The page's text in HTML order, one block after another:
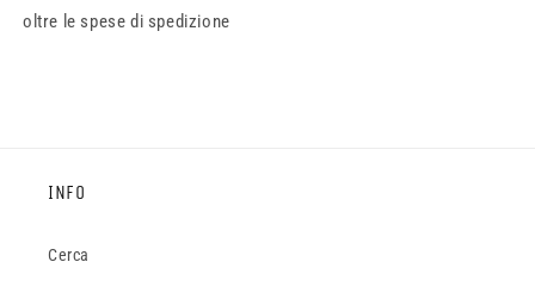
oltre le spese di spedizione
INFO
Cerca